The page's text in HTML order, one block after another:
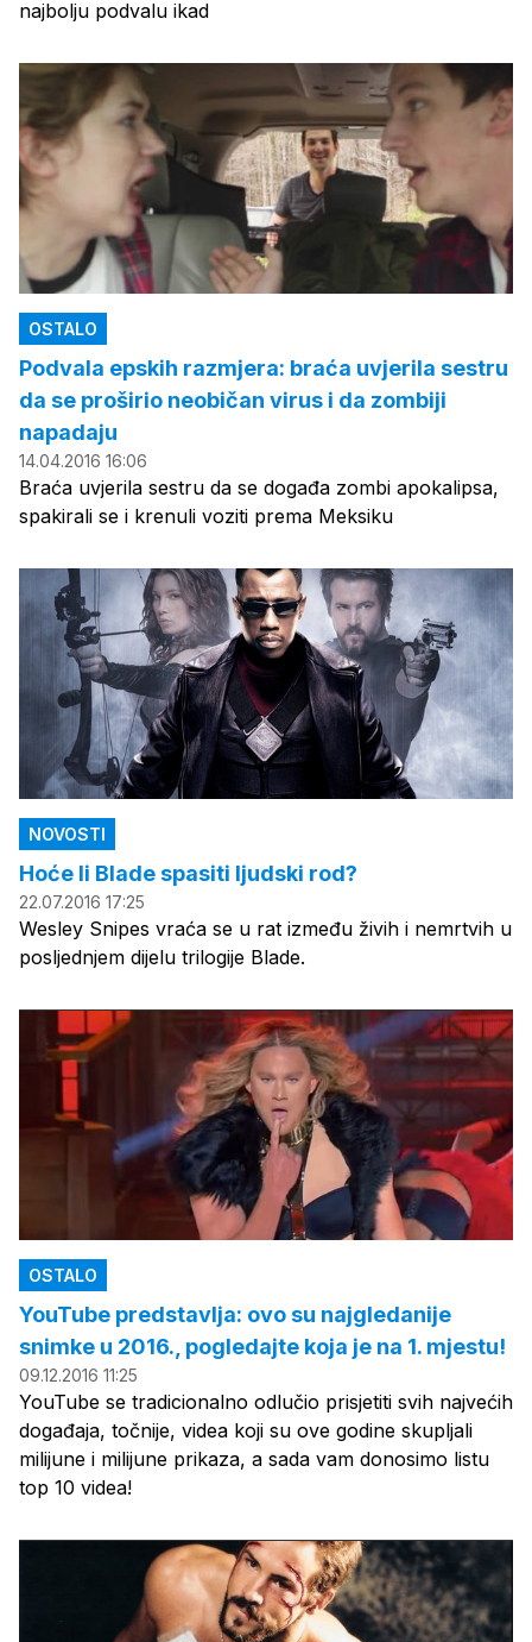
najbolju podvalu ikad
OSTALO
Podvala epskih razmjera: braća uvjerila sestru
da se proširio neobičan virus i da zombiji
napadaju
14.04.2016 16:06
Braća uvjerila sestru da se događa zombi apokalipsa,
spakirali se i krenuli voziti prema Meksiku
NOVOSTI
Hoće li Blade spasiti ljudski rod?
22.07.2016 17:25
Wesley Snipes vraća se u rat između živih i nemrtvih u
posljednjem dijelu trilogije Blade.
OSTALO
YouTube predstavlja: ovo su najgledanije
snimke u 2016., pogledajte koja je na 1. mjestu!
09.12.2016 11:25
YouTube se tradicionalno odlučio prisjetiti svih najvećih
događaja, točnije, videa koji su ove godine skupljali
milijune i milijune prikaza, a sada vam donosimo listu
top 10 videa!